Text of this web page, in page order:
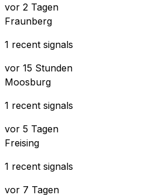
vor 2 Tagen
Fraunberg
1 recent signals
vor 15 Stunden
Moosburg
1 recent signals
vor 5 Tagen
Freising
1 recent signals
vor 7 Tagen